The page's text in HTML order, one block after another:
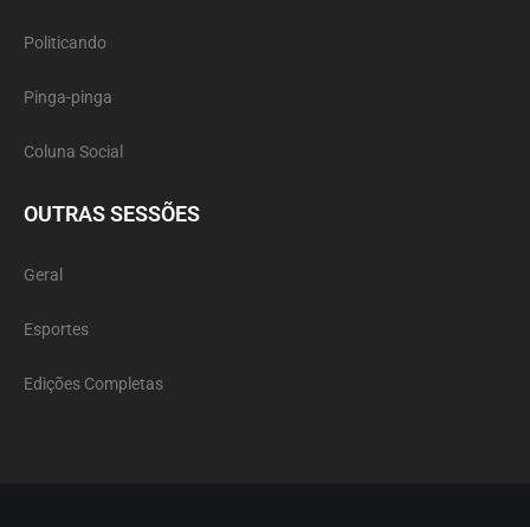
Politicando
Pinga-pinga
Coluna Social
OUTRAS SESSÕES
Geral
Esportes
Edições Completas